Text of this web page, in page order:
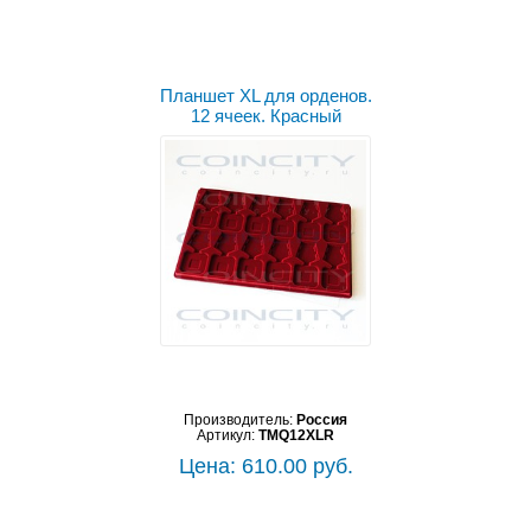
Планшет XL для орденов.
12 ячеек. Красный
Производитель: Россия
Артикул: TMQ12XLR
Цена: 610.00 руб.